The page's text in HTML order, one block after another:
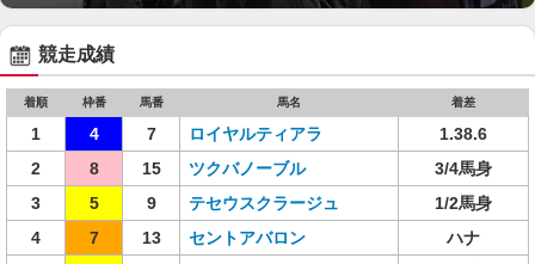
競走成績
着順 枠番 馬番 馬名 着差
1 4 7 ロイヤルティアラ
1.38.6
2
8 15 ツクバノーブル
3/4馬身
3
5 9 テセウスクラージュ
1/2馬身
4
7 13 セントアバロン
ハナ